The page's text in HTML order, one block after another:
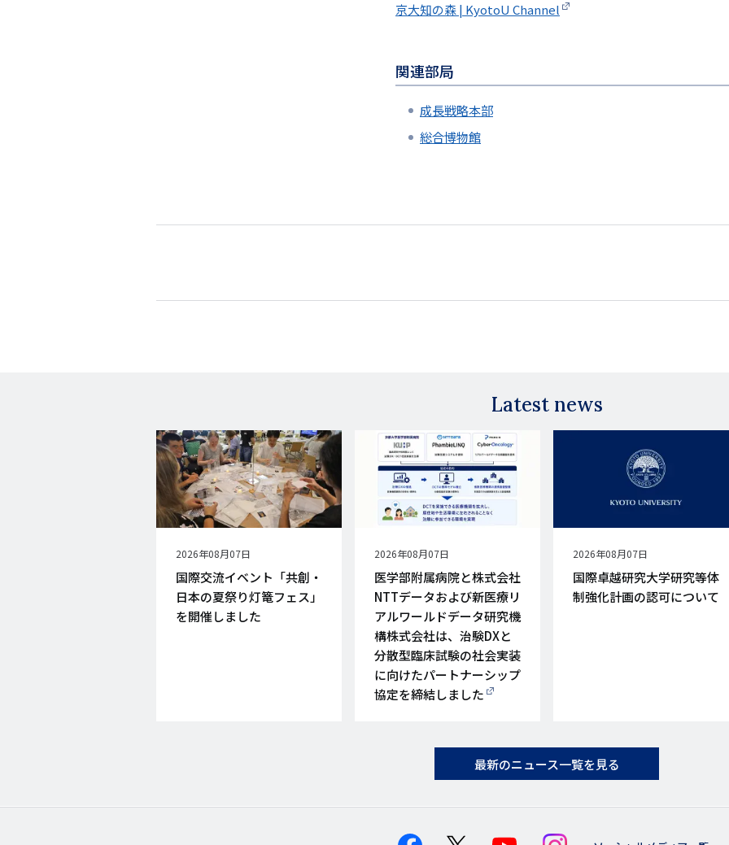
京大知の森 | KyotoU Channel
関連部局
成長戦略本部
総合博物館
Latest news
公
開
日
2026年08月07日
国際交流イベント「共創・
日本の夏祭り灯篭フェス」
を開催しました
公
開
日
2026年08月07日
医学部附属病院と株式会社
NTTデータおよび新医療リ
アルワールドデータ研究機
構株式会社は、治験DXと
分散型臨床試験の社会実装
に向けたパートナーシップ
協定を締結しました
公
開
日
2026年08月07日
国際卓越研究大学研究等体
制強化計画の認可について
最新のニュース一覧を見る